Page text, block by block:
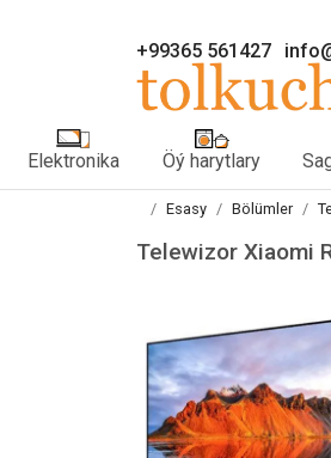
+99365 561427
Elektronika Öý harytlary
Esasy Bölümler
Telewizor Xiaomi